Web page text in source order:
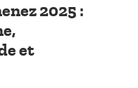
2025 :
et